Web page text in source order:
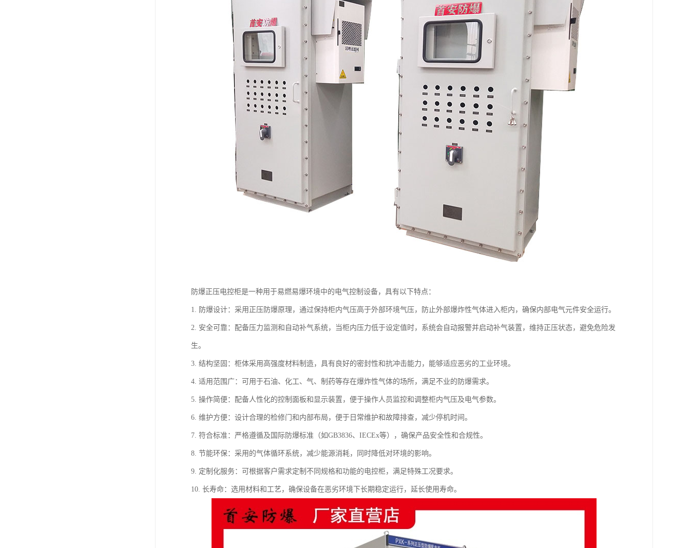
防爆正压电控柜是一种用于易燃易爆环境中的电气控制设备，具有以下特点：
1. 防爆设计：采用正压防爆原理，通过保持柜内气压高于外部环境气压，防止外部爆炸性气体进入柜内，确保内部电气元件安全运行。
2. 安全可靠：配备压力监测和自动补气系统，当柜内压力低于设定值时，系统会自动报警并启动补气装置，维持正压状态，避免危险发
生。
3. 结构坚固：柜体采用高强度材料制造，具有良好的密封性和抗冲击能力，能够适应恶劣的工业环境。
4. 适用范围广：可用于石油、化工、气、制药等存在爆炸性气体的场所，满足不业的防爆需求。
5. 操作简便：配备人性化的控制面板和显示装置，便于操作人员监控和调整柜内气压及电气参数。
6. 维护方便：设计合理的检修门和内部布局，便于日常维护和故障排查，减少停机时间。
7. 符合标准：严格遵循及国际防爆标准（如GB3836、IECEx等），确保产品安全性和合规性。
8. 节能环保：采用的气体循环系统，减少能源消耗，同时降低对环境的影响。
9. 定制化服务：可根据客户需求定制不同规格和功能的电控柜，满足特殊工况要求。
10. 长寿命：选用材料和工艺，确保设备在恶劣环境下长期稳定运行，延长使用寿命。